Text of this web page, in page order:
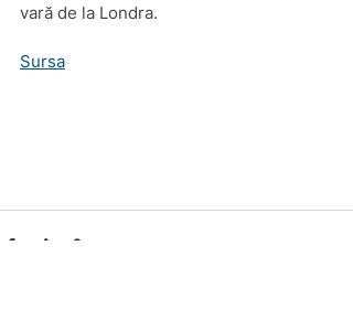
vară de la Londra.
Sursa